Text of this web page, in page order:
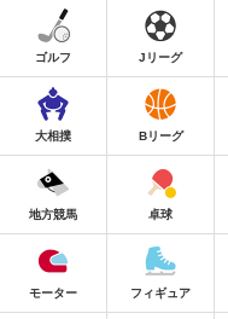
ゴルフ Jリーグ
大相撲 Bリーグ
地方競馬 卓球
モーター フィギュア